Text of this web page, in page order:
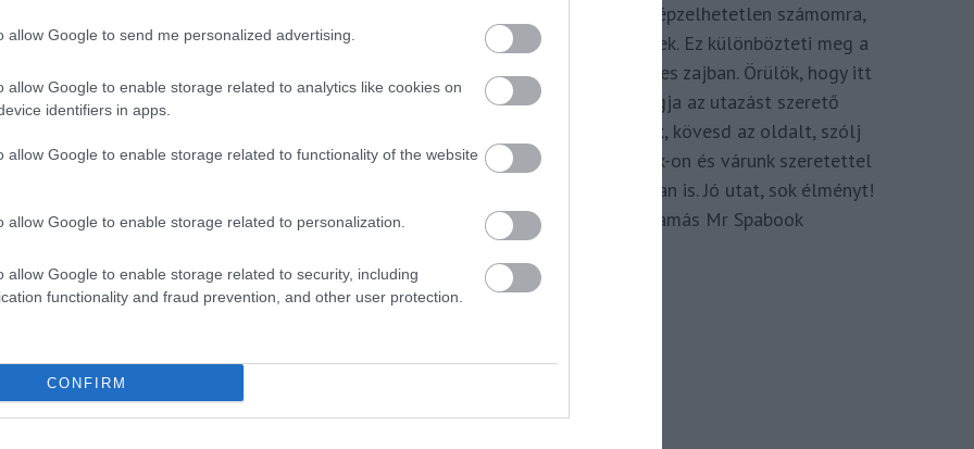
allow Google to send me personalized advertising.
allow Google to enable storage related to analytics like cookies on
identifiers in apps.
allow Google to enable storage related to functionality of the website
allow Google to enable storage related to personalization.
allow Google to enable storage related to security, including
functionality and fraud prevention, and other user protection.
CONFIRM
поклажу, інші види багажу оплачуються
українського закордонного або внутрішнього
літак.Знаючи, що частина населення України
29,99 євро на більшість рейсів до Європи, а
Ісландію та Канарські острови. Авіакомпанія
легше дістатися до місця призначення. З
літаків та додаткові рейси в прикордонні з
БИЛЕТЫ ДЛЯ БЕЖЕНЦЕВ
беженцам из Украины раздать 100 000
из любой соседней с Украиной страны
adom hozzá. Elképzelhetetlen számomra,
hogy ne így tegyek. Ez különbözteti meg a
Spabook-ot a netes zajban. Örülök, hogy itt
vagy, légy tagja az utazást szerető
Közösségünknek, kövesd az oldalt, szólj
hozzá a Facebook-on és várunk szeretettel
zárt csoportunkban is. Jó utat, sok élményt!
Kassay Tamás Mr Spabook